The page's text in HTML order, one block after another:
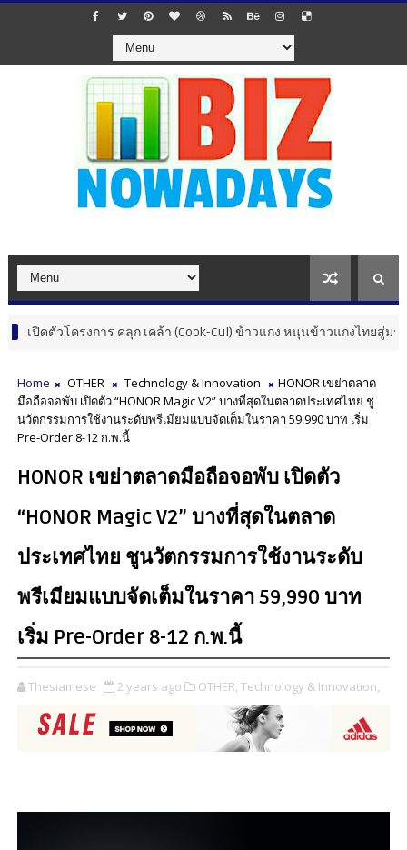
โครงการ คลุก เคล้า (Cook-Cul) ข้าวแกง หนุนข้าวแกงไทยสู่มรดกอาหารแ
Home OTHER Technology & Innovation
HONOR เขย่าตลาด
มือถือจอพับ เปิดตัว “HONOR Magic V2” บางที่สุดในตลาดประเทศไทย ชู
นวัตกรรมการใช้งานระดับพรีเมียมแบบจัดเต็มในราคา 59,990 บาท เริ่ม
Pre-Order 8-12 ก.พ.นี้
HONOR เขย่าตลาดมือถือจอพับ เปิดตัว
“HONOR Magic V2” บางที่สุดในตลาด
ประเทศไทย ชูนวัตกรรมการใช้งานระดับ
พรีเมียมแบบจัดเต็มในราคา 59,990 บาท
เริ่ม Pre-Order 8-12 ก.พ.นี้
Thesiamese 2 years ago OTHER, Technology & Innovation,